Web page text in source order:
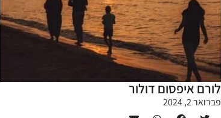
לורם איפסום דולור
פברואר 2, 2024